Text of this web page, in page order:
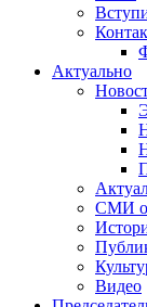
Актуально
СМИ о
Видео